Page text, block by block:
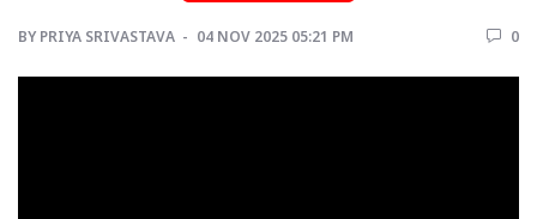
BY PRIYA SRIVASTAVA 04 NOV 2025 05:21 PM 0